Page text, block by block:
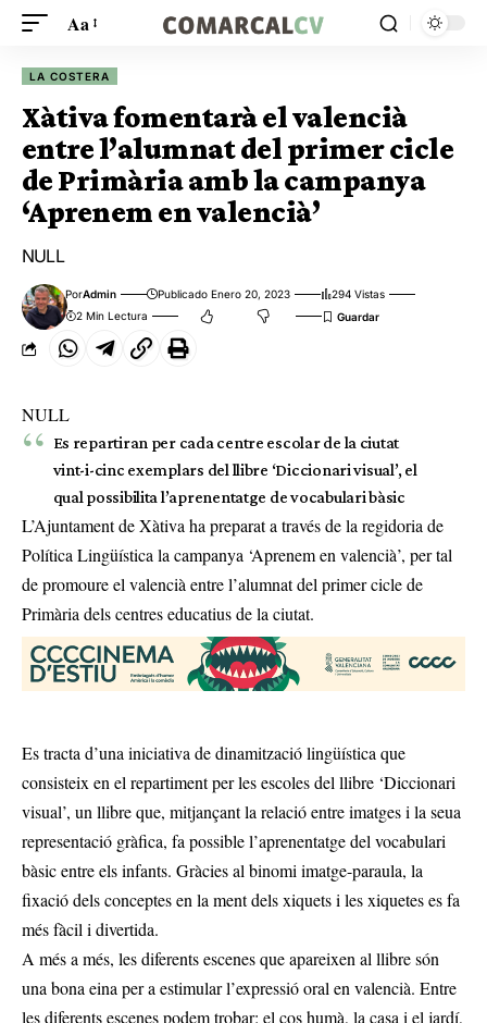
Aa
LA COSTERA
Xàtiva fomentarà el valencià
entre l’alumnat del primer cicle
de Primària amb la campanya
‘Aprenem en valencià’
NULL
PorAdmin Publicado Enero 20, 2023
294 Vistas
2 Min Lectura
NULL
Es repartiran per cada centre escolar de la ciutat
vint-i-cinc exemplars del llibre ‘Diccionari visual’, el
qual possibilita l’aprenentatge de vocabulari bàsic
L’Ajuntament de Xàtiva ha preparat a través de la regidoria de
Política Lingüística la campanya ‘Aprenem en valencià’, per tal
de promoure el valencià entre l’alumnat del primer cicle de
Primària dels centres educatius de la ciutat.
Es tracta d’una iniciativa de dinamització lingüística que
consisteix en el repartiment per les escoles del llibre ‘Diccionari
visual’, un llibre que, mitjançant la relació entre imatges i la seua
representació gràfica, fa possible l’aprenentatge del vocabulari
bàsic entre els infants. Gràcies al binomi imatge-paraula, la
fixació dels conceptes en la ment dels xiquets i les xiquetes es fa
més fàcil i divertida.
A més a més, les diferents escenes que apareixen al llibre són
una bona eina per a estimular l’expressió oral en valencià. Entre
les diferents escenes podem trobar: el cos humà, la casa i el jardí,